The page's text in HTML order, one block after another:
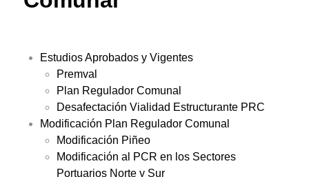
Estudios Aprobados y Vigentes
Premval
Plan Regulador Comunal
Desafectación Vialidad Estructurante PRC
Modificación Plan Regulador Comunal
Modificación Piñeo
Modificación al PCR en los Sectores
Portuarios Norte y Sur